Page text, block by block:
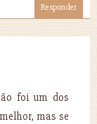
Responder
foi um dos
mas se